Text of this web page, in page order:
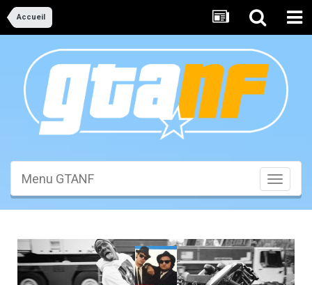
Accueil
Toggle
Menu GTANF